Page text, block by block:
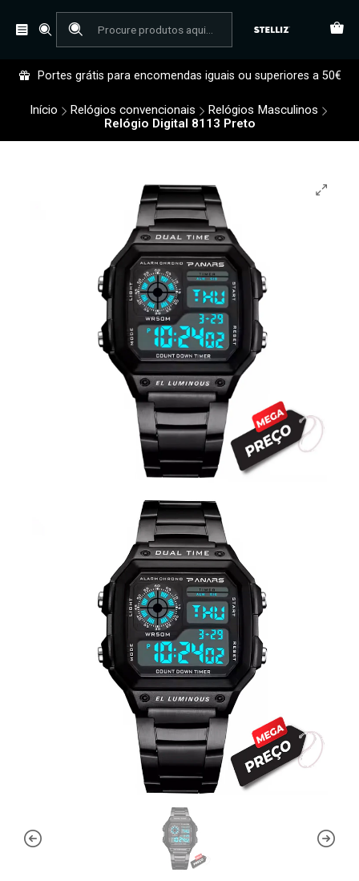
Portes grátis para encomendas iguais ou superiores a 50€
Início Relógios convencionais
Relógios Masculinos
Relógio Digital 8113 Preto